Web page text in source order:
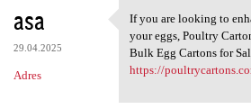
asa
29.04.2025
Adres
If you are looking
If you are looking to
your eggs, Poultry
Bulk Egg Cartons for
https://